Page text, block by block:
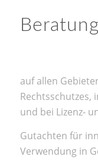
auf allen
Rechtsschutzes,
und bei Lizenz-
Gutachten für
Verwendung in